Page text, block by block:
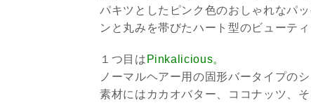
パキツとしたピンク色のおしゃれなパ
ンと丸みを帯びたハート型のビューテ
１つ目は Pinkalicious。
ノーマルヘアー用の固形バータイプのシ
素材にはカカオバター、ココナッツ、